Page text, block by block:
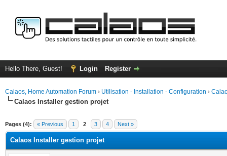
Hello There, Guest! Login Register
Calaos, Home Automation Forum › Utilisation - Installation - Configuration ›
Calaos Installer gestion projet
Pages (4): « Previous 1 2 3 4 Next »
Calaos Installer gestion projet